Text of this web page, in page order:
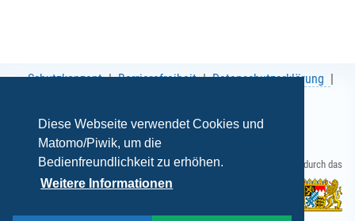
Diese Webseite verwendet Cookies und
Matomo/Piwik, um die
Bedienfreundlichkeit zu erhöhen.
Weitere Informationen
Schutzkonzept Barrierefreiheit
Datenschutzerklärung
Gefördert durch das